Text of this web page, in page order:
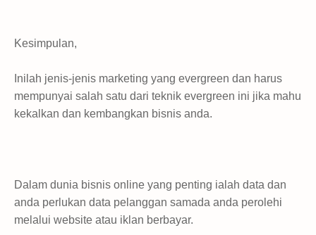
Kesimpulan,
Inilah jenis-jenis marketing yang evergreen dan harus
mempunyai salah satu dari teknik evergreen ini jika mahu
kekalkan dan kembangkan bisnis anda.
Dalam dunia bisnis online yang penting ialah data dan
anda perlukan data pelanggan samada anda perolehi
melalui website atau iklan berbayar.